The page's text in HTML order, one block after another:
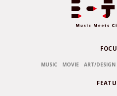
MUSIC MOVIE ART/DESIGN